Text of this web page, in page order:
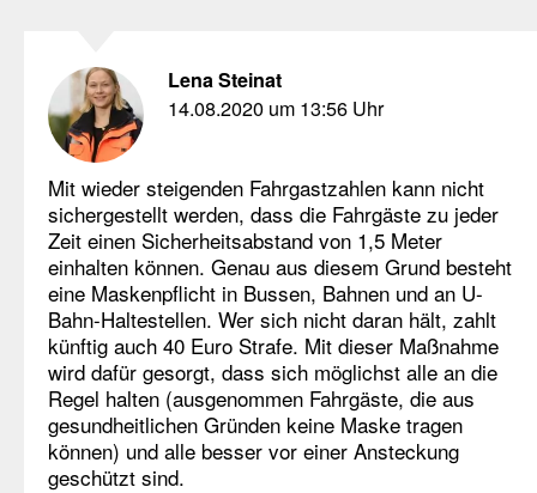
Lena Steinat
14.08.2020 um 13:56 Uhr
Mit wieder steigenden Fahrgastzahlen kann nicht
sichergestellt werden, dass die Fahrgäste zu jeder
Zeit einen Sicherheitsabstand von 1,5 Meter
einhalten können. Genau aus diesem Grund besteht
eine Maskenpflicht in Bussen, Bahnen und an U-
Bahn-Haltestellen. Wer sich nicht daran hält, zahlt
künftig auch 40 Euro Strafe. Mit dieser Maßnahme
wird dafür gesorgt, dass sich möglichst alle an die
Regel halten (ausgenommen Fahrgäste, die aus
gesundheitlichen Gründen keine Maske tragen
können) und alle besser vor einer Ansteckung
geschützt sind.